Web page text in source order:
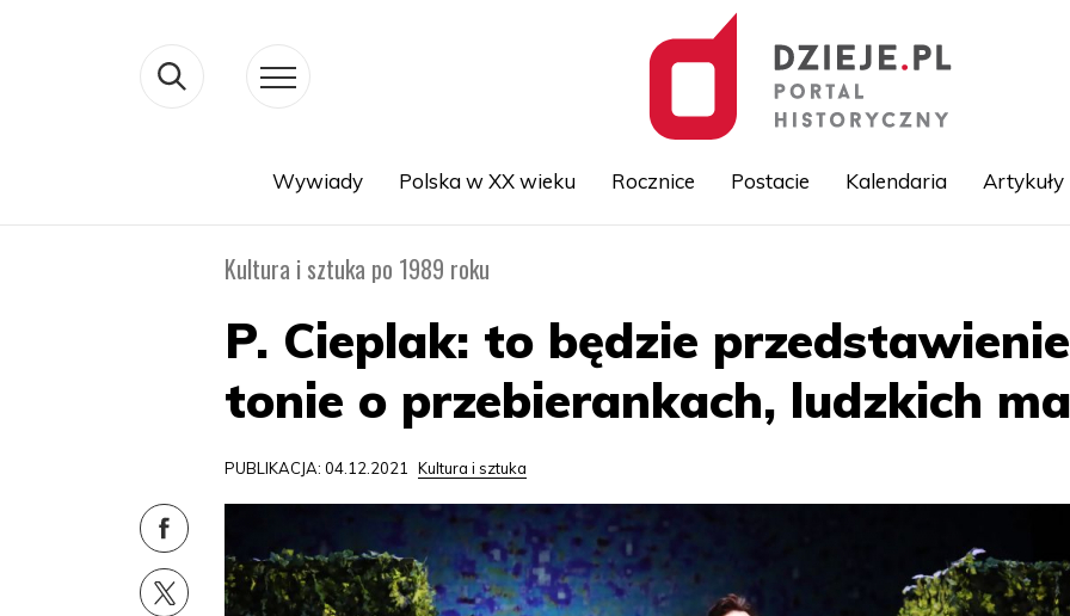
Wywiady Polska w XX wieku Rocznice Postacie Kalendaria Artykuły
Kultura i sztuka po 1989 roku
P. Cieplak: to będzie
tonie o przebierankach, ludzkich
PUBLIKACJA: 04.12.2021 Kultura i sztuka